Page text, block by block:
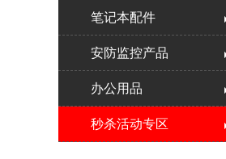
笔记本配件
安防监控产品
办公用品
秒杀活动专区